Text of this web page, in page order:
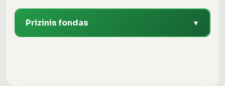
Prizinis fondas ▼